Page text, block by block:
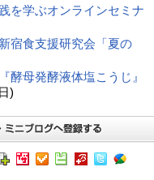
を学ぶオンラインセミナ
宿食支援研究会「夏の
酵母発酵液体塩こうじ』
)